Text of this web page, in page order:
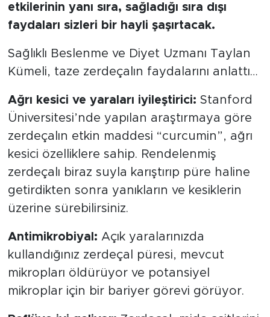
etkilerinin yanı sıra, sağladığı sıra dışı
faydaları sizleri bir hayli şaşırtacak.
Sağlıklı Beslenme ve Diyet Uzmanı Taylan
Kümeli, taze zerdeçalın faydalarını anlattı…
Ağrı kesici ve yaraları iyileştirici: Stanford
Üniversitesi’nde yapılan araştırmaya göre
zerdeçalın etkin maddesi “curcumin”, ağrı
kesici özelliklere sahip. Rendelenmiş
zerdeçalı biraz suyla karıştırıp püre haline
getirdikten sonra yanıkların ve kesiklerin
üzerine sürebilirsiniz.
Antimikrobiyal: Açık yaralarınızda
kullandığınız zerdeçal püresi, mevcut
mikropları öldürüyor ve potansiyel
mikroplar için bir bariyer görevi görüyor.